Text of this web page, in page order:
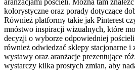
aranżacjami pościeli. Można tam
kolorystyczne oraz porady dotyczące
Również platformy takie jak Pinterest
mnóstwo inspiracji wizualnych, które
decyzji o wyborze odpowiedniej
również odwiedzać sklepy stacjonarne i
wystawy oraz aranżacje prezentujące
wystarczy kilka prostych zmian, aby